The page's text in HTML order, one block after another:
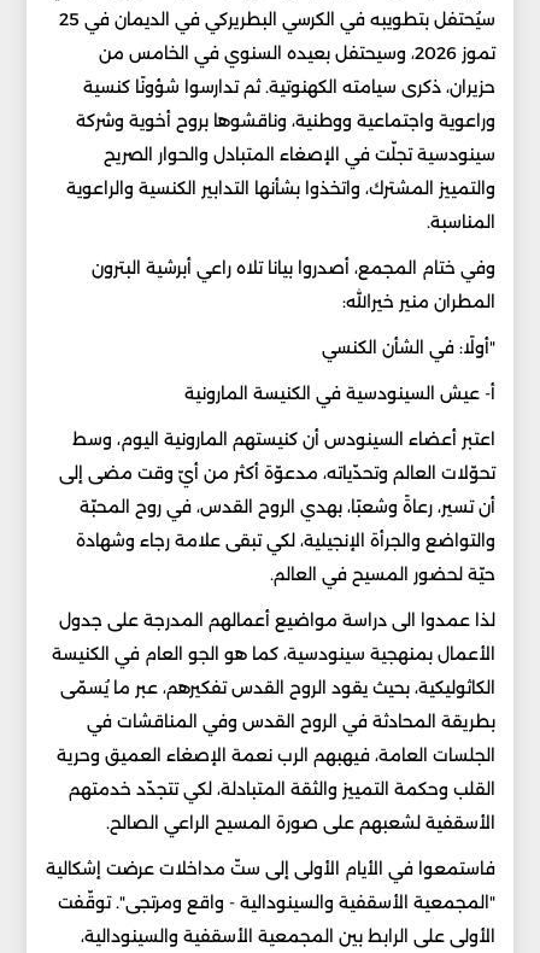
سيُحتفل بتطويبه في الكرسي البطريركي في الديمان في 25
تموز 2026، وسيحتفل بعيده السنوي في الخامس من
حزيران، ذكرى سيامته الكهنوتية. ثم تدارسوا شؤونًا كنسية
وراعوية واجتماعية ووطنية، وناقشوها بروح أخوية وشركة
سينودسية تجلّت في الإصغاء المتبادل والحوار الصريح
والتمييز المشترك، واتخذوا بشأنها التدابير الكنسية والراعوية
المناسبة.
وفي ختام المجمع، أصدروا بيانا تلاه راعي أبرشية البترون
المطران منير خيرالله:
"أولًا: في الشأن الكنسي
أ- عيش السينودسية في الكنيسة المارونية
اعتبر أعضاء السينودس أن كنيستهم المارونية اليوم، وسط
تحوّلات العالم وتحدّياته، مدعوّة أكثر من أيّ وقت مضى إلى
أن تسير، رعاةً وشعبًا، بهدي الروح القدس، في روح المحبّة
والتواضع والجرأة الإنجيلية، لكي تبقى علامة رجاء وشهادة
حيّة لحضور المسيح في العالم.
لذا عمدوا الى دراسة مواضيع أعمالهم المدرجة على جدول
الأعمال بمنهجية سينودسية، كما هو الجو العام في الكنيسة
الكاثوليكية، بحيث يقود الروح القدس تفكيرهم، عبر ما يُسمّى
بطريقة المحادثة في الروح القدس وفي المناقشات في
الجلسات العامة، فيهبهم الرب نعمة الإصغاء العميق وحرية
القلب وحكمة التمييز والثقة المتبادلة، لكي تتجدّد خدمتهم
الأسقفية لشعبهم على صورة المسيح الراعي الصالح.
فاستمعوا في الأيام الأولى إلى ستّ مداخلات عرضت إشكالية
"المجمعية الأسقفية والسينودالية - واقع ومرتجى". توقّفت
الأولى على الرابط بين المجمعية الأسقفية والسينودالية،